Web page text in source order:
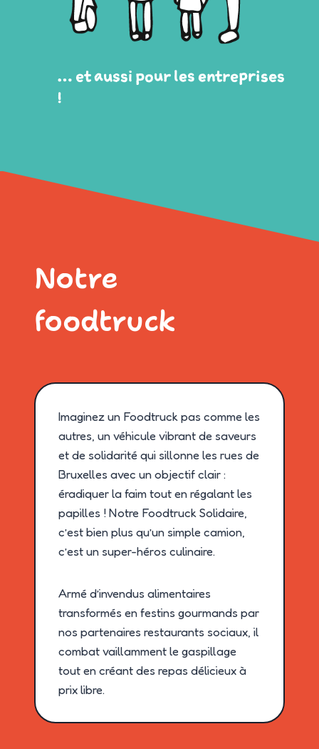
… et aussi pour les entreprises
!
Notre
foodtruck
Imaginez un Foodtruck pas comme les
autres, un véhicule vibrant de saveurs
et de solidarité qui sillonne les rues de
Bruxelles avec un objectif clair :
éradiquer la faim tout en régalant les
papilles ! Notre Foodtruck Solidaire,
c’est bien plus qu’un simple camion,
c’est un super-héros culinaire.
Armé d’invendus alimentaires
transformés en festins gourmands par
nos partenaires restaurants sociaux, il
combat vaillamment le gaspillage
tout en créant des repas délicieux à
prix libre.